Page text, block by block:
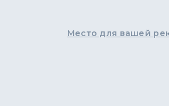
Место для вашей